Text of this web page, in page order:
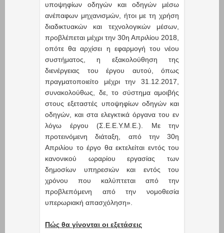
υποψηφίων οδηγών και οδηγών μέσω
ανέπαφων μηχανισμών, ήτοι με τη χρήση
διαδικτυακών και τεχνολογικών μέσων,
προβλέπεται μέχρι την 30η Απριλίου 2018,
οπότε θα αρχίσει η εφαρμογή του νέου
συστήματος, η εξακολούθηση της
διενέργειας του έργου αυτού, όπως
πραγματοποιείτο μέχρι την 31.12.2017,
συνακολούθως, δε, το σύστημα αμοιβής
στους εξεταστές υποψηφίων οδηγών και
οδηγών, και στα ελεγκτικά όργανα του εν
λόγω έργου (Σ.Ε.Ε.Υ.Μ.Ε.). Με την
προτεινόμενη διάταξη, από την 30η
Απριλίου το έργο θα εκτελείται εντός του
κανονικού ωραρίου εργασίας των
δημοσίων υπηρεσιών και εντός του
χρόνου που καλύπτεται από την
προβλεπόμενη από την νομοθεσία
υπερωριακή απασχόληση».
Πώς θα γίνονται οι εξετάσεις